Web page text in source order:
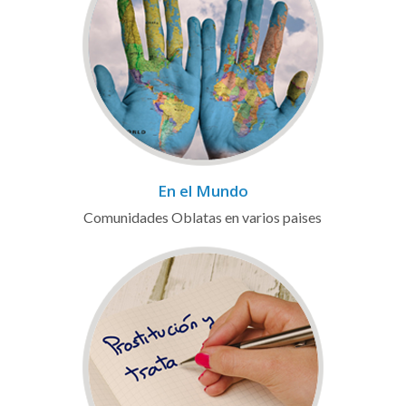
En el Mundo
Comunidades Oblatas en varios paises